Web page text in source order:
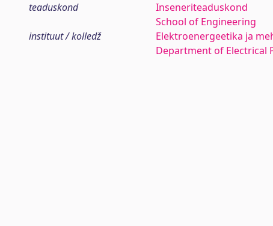
teaduskond
Inseneriteaduskond
School of Engineering
instituut / kolledž
Elektroenergeetika ja
Department of Electrical